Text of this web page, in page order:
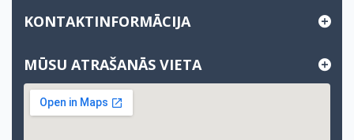
KONTAKTINFORMĀCIJA
MŪSU ATRAŠANĀS VIETA